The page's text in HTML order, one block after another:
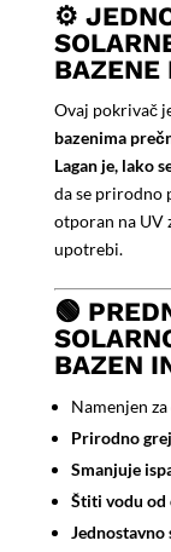
⚙️
BAZENE
Ovaj pokrivač
bazenima
Lagan je, lako
da se prirodno
otporan na UV
upotrebi.
🟢
BAZEN
Namenjen za
Prirodno
Smanjuje
Štiti vodu od